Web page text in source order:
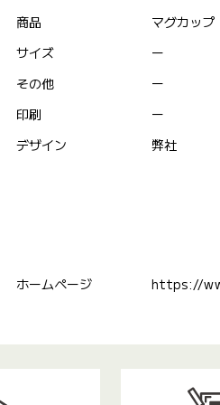
商品
マグカップ
サイズ
ー
その他
ー
印刷
ー
デザイン
弊社
ホームページ https://